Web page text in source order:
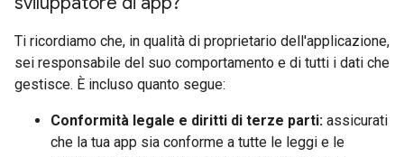
Ti ricordiamo che, in qualità di proprietario dell'applicazione,
sei responsabile del suo comportamento e di tutti i dati che
gestisce. È incluso quanto segue:
Conformità legale e diritti di terze parti: assicurati
che la tua app sia conforme a tutte le leggi e le